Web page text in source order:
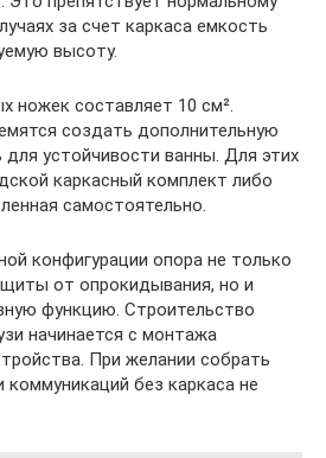
за счет каркаса емкость
высоту.
ножек составляет 10 см².
создать дополнительную
устойчивости ванны. Для этих
каркасный комплект либо
самостоятельно.
конфигурации опора не только
от опрокидывания, но и
функцию. Строительство
начинается с монтажа
При желании собрать
коммуникаций без каркаса не